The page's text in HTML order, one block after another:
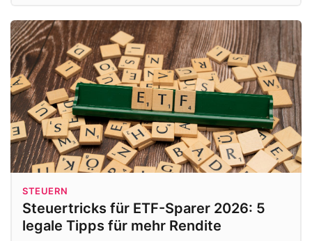
STEUERN
Steuertricks für ETF-Sparer 2026: 5
legale Tipps für mehr Rendite